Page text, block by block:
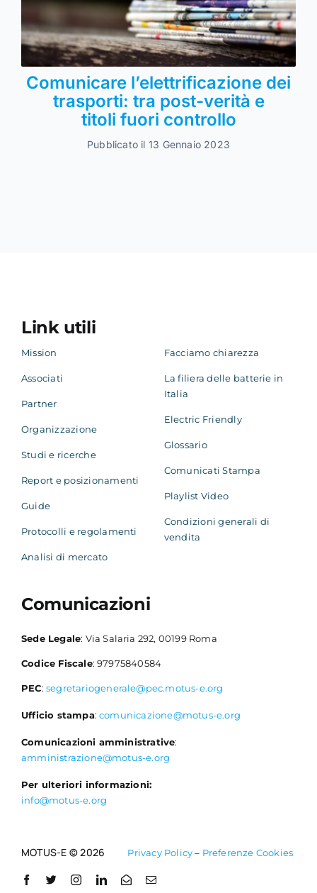
Comunicare l’elettrificazione dei
trasporti: tra post-verità e
titoli fuori controllo
Pubblicato il 13 Gennaio 2023
Link utili
Mission
Associati
Partner
Organizzazione
Studi e ricerche
Report e posizionamenti
Guide
Protocolli e regolamenti
Analisi di mercato
Facciamo chiarezza
La filiera delle batterie in
Italia
Electric Friendly
Glossario
Comunicati Stampa
Playlist Video
Condizioni generali di
vendita
Comunicazioni
Sede Legale: Via Salaria 292, 00199 Roma
Codice Fiscale: 97975840584
PEC: segretariogenerale@pec.motus-e.org
Ufficio stampa:comunicazione@motus-e.org
Comunicazioni amministrative:
amministrazione@motus-e.org
Per ulteriori informazioni:
info@motus-e.org
MOTUS-E © 2026 Privacy Policy– Preferenze Cookies